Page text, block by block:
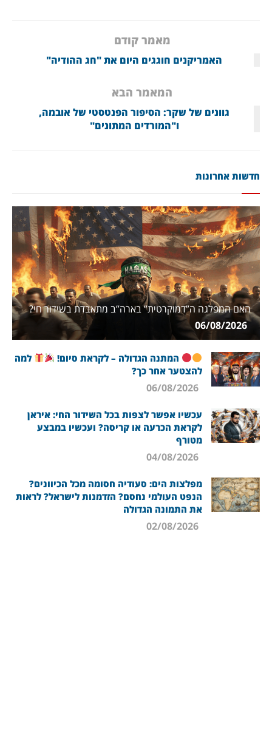
מאמר קודם
האמריקנים חוגגים היום את "חג ההודיה"
המאמר הבא
גוונים של שקר: הסיפור הפנטסטי של אובמה,
ו"המורדים המתונים"
חדשות אחרונות
האם המפלגה ה”דמוקרטית” בארה”ב מתאבדת בשידור חי?
06/08/2026
המתנה הגדולה – לקראת סיום!
למה
להצטער אחר כך?
עכשיו אפשר לצפות בכל השידור החי: איראן
לקראת הכרעה או קריסה? ועכשיו במבצע
מטורף
מפלצות הים: סעודיה חסומה מכל הכיוונים?
הנפט העולמי נחסם? הזדמנות לישראל? לראות
את התמונה הגדולה